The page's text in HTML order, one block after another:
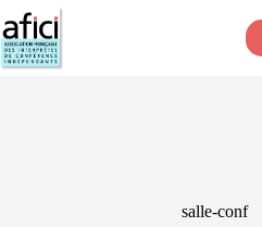
Passer
au
contenu
salle-conf